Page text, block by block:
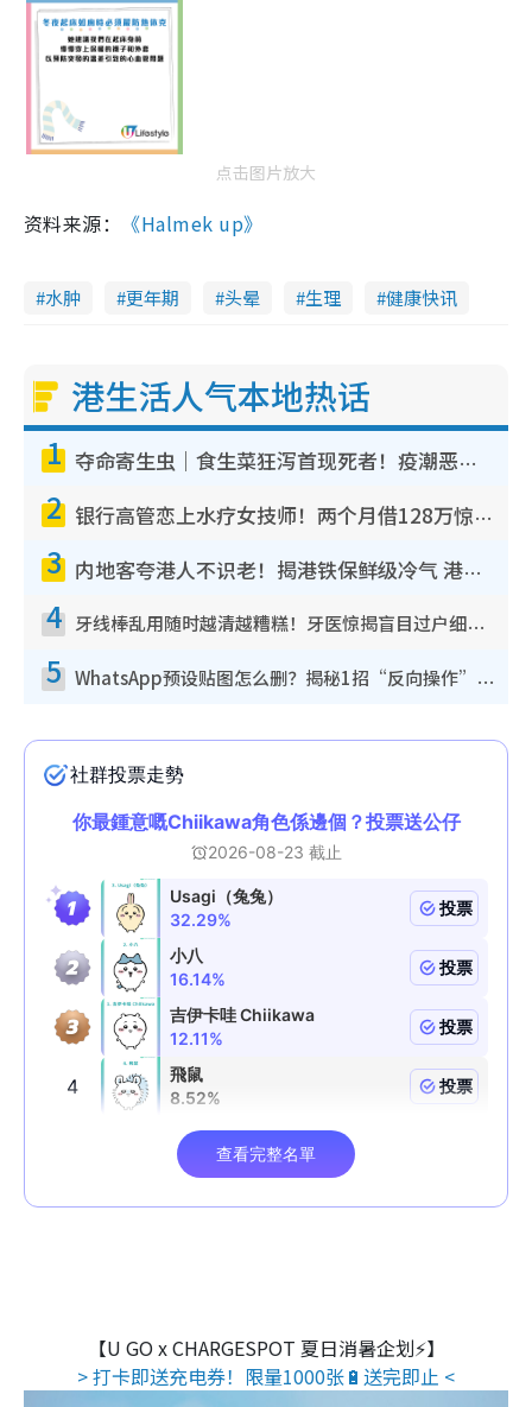
点击图片放大
资料来源： 《Halmek up》
水肿 更年期 头晕 生理 健康快讯
港生活人气本地热话
1 夺命寄生虫｜食生菜狂泻首现死者！疫潮恶化录1.8万宗病例 揭洗菜3大谬误
2 银行高管恋上水疗女技师！两个月借128万惊觉“沉船”沉落火海 揭背后疑似邪教操控卖淫
3 内地客夸港人不识老！揭港铁保鲜级冷气 港人求放过：别投诉
4 牙线棒乱用随时越清越糟糕！牙医惊揭盲目过户细菌恐致蛀牙：这种才是日常真保养
5 WhatsApp预设贴图怎么删？揭秘1招“反向操作”还原简洁界面 附3步实测教程
【U GO x CHARGESPOT 夏日消暑企划⚡】
> 打卡即送充电券！限量1000张🔋送完即止 <